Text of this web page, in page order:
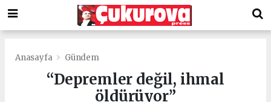
Anasayfa Gündem
“Depremler değil, ihmal
öldürüyor”